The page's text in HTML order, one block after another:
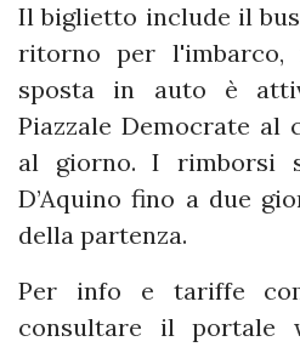
Il biglietto include il
ritorno per
sposta in auto è
Piazzale Democrate al
al giorno. I rimborsi
D’Aquino fino a due
della partenza.
Per info e tariffe
consultare il portale